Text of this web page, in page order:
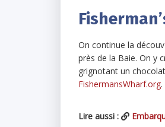
On continue la
près de la Baie. On y
grignotant un
FishermansWharf.org.
Lire aussi :